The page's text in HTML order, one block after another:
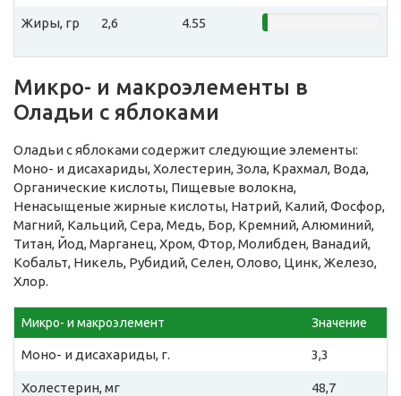
Жиры, гр 2,6 4.55
Микро- и макроэлементы в
Оладьи с яблоками
Оладьи с яблоками содержит следующие элементы:
Моно- и дисахариды, Холестерин, Зола, Крахмал, Вода,
Органические кислоты, Пищевые волокна,
Ненасыщеные жирные кислоты, Натрий, Калий, Фосфор,
Магний, Кальций, Сера, Медь, Бор, Кремний, Алюминий,
Титан, Йод, Марганец, Хром, Фтор, Молибден, Ванадий,
Кобальт, Никель, Рубидий, Селен, Олово, Цинк, Железо,
Хлор.
Микро- и макроэлемент Значение
Моно- и дисахариды, г. 3,3
Холестерин, мг 48,7